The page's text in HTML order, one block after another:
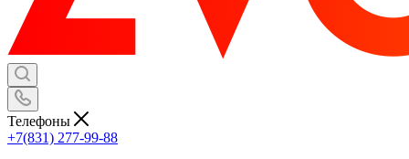
Телефоны
+7(831) 277-99-88